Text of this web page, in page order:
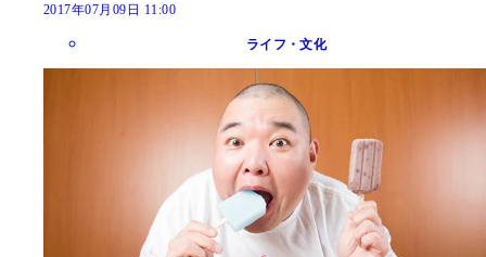
2017年07月09日 11:00
ライフ・文化